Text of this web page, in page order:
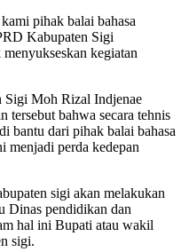
pihak balai bahasa
Kabupaten Sigi
kegiatan
Sigi Moh Rizal Indjenae
tersebut bahwa secara tehnis
bantu dari pihak balai bahasa
menjadi perda kedepan
sigi akan melakukan
Dinas pendidikan dan
hal ini Bupati atau wakil
sigi.